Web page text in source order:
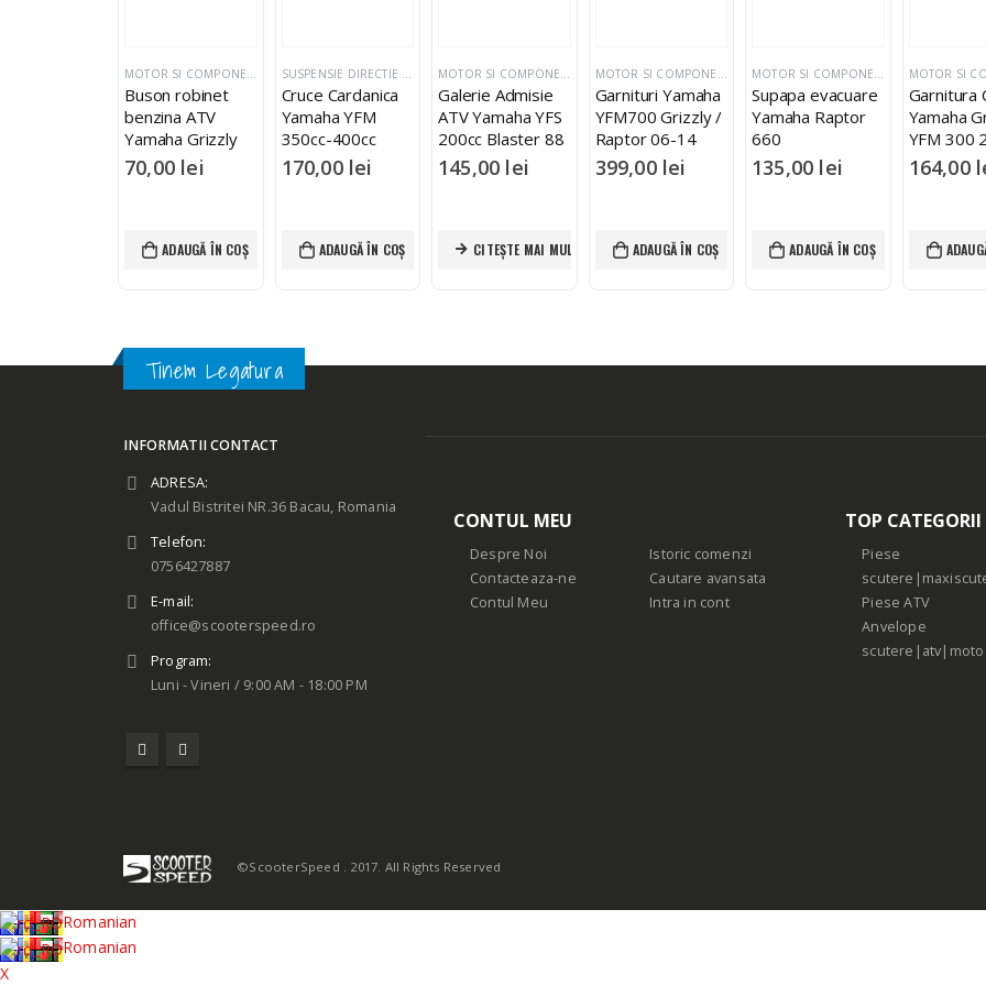
MOTOR SI COMPONENTE ATV YAMAHA
Buson robinet
benzina ATV
Yamaha Grizzly
Kodiak
70,00 lei
ADAUGĂ ÎN COȘ
SUSPENSIE DIRECTIE FRANARE ATV YAMAHA ,MOTOR SI COMPONENTE ATV YAMAHA
Cruce Cardanica
Yamaha YFM
350cc-400cc
170,00 lei
ADAUGĂ ÎN COȘ
MOTOR SI COMPONENTE ATV YAMAHA
Galerie Admisie
ATV Yamaha YFS
200cc Blaster 88
> 2005
145,00 lei
CITEȘTE MAI MULT
MOTOR SI COMPONENTE ATV YAMAHA
Garnituri Yamaha
YFM700 Grizzly /
Raptor 06-14
399,00 lei
ADAUGĂ ÎN COȘ
MOTOR SI COMPONENTE ATV YAMAHA
Supapa evacuare
Yamaha Raptor
660
135,00 lei
ADAUGĂ ÎN COȘ
Garnitura
Yamaha
YFM 300
2014
164,00
Tinem Legatura
INFORMATII CONTACT
ADRESA:
Vadul Bistritei NR.36 Bacau, Romania
Telefon:
0756427887
E-mail:
office@scooterspeed.ro
Program:
Luni - Vineri / 9:00 AM - 18:00 PM
CONTUL MEU
Despre Noi
Contacteaza-ne
Contul Meu
Istoric comenzi
Cautare avansata
Intra in cont
TOP CATEGORII
Piese
Piese ATV
Anvelope
©ScooterSpeed . 2017. All Rights Reserved
Romanian
Romanian
X